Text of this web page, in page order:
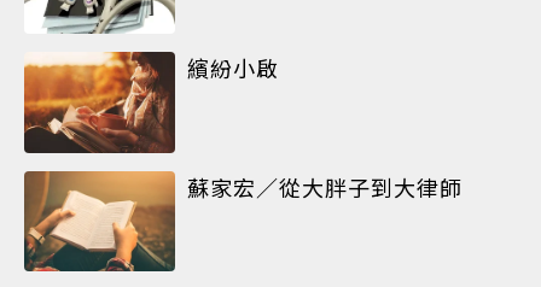
繽紛小啟
蘇家宏／從大胖子到大律師